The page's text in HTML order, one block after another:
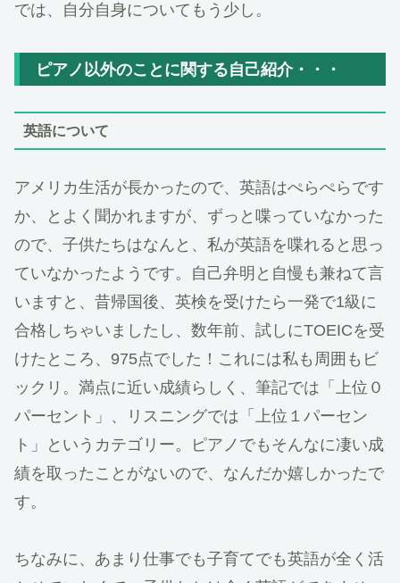
では、自分自身についてもう少し。
ピアノ以外のことに関する自己紹介・・・
英語について
アメリカ生活が長かったので、英語はぺらぺらです
か、とよく聞かれますが、ずっと喋っていなかった
ので、子供たちはなんと、私が英語を喋れると思っ
ていなかったようです。自己弁明と自慢も兼ねて言
いますと、昔帰国後、英検を受けたら一発で1級に
合格しちゃいましたし、数年前、試しにTOEICを受
けたところ、975点でした！これには私も周囲もビ
ックリ。満点に近い成績らしく、筆記では「上位０
パーセント」、リスニングでは「上位１パーセン
ト」というカテゴリー。ピアノでもそんなに凄い成
績を取ったことがないので、なんだか嬉しかったで
す。
ちなみに、あまり仕事でも子育てでも英語が全く活